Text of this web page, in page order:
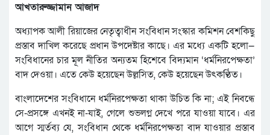
আখতারুজ্জামান আজাদ
অধ্যাপক আলী রিয়াজের নেতৃত্বাধীন সংবিধান সংস্কার কমিশন বেশকিছু
প্রস্তাব দাখিল করেছে প্রধান উপদেষ্টার কাছে। এর মধ্যে একটি হলো—
সংবিধানের চার মূল নীতির অন্যতম হিশেবে বিদ্যমান ‘ধর্মনিরপেক্ষতা’
বাদ দেওয়া। এতে কেউ হয়েছেন উল্লসিত, কেউ হয়েছেন উৎকণ্ঠিত।
বাংলাদেশের সংবিধানে ধর্মনিরপেক্ষতা থাকা উচিত কি না; এই নিবন্ধে
সে-প্রসঙ্গে এখনই না-যাই, গেলে শুভলগ্ন দেখে পরে যাওয়া যাবে। এর
আগে স্মর্তব্য যে, সংবিধান থেকে ধর্মনিরপেক্ষতা বাদ যাওয়ার প্রস্তাব